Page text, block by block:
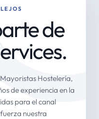
de
Hostelería,
de experiencia en la
para el canal
nuestra